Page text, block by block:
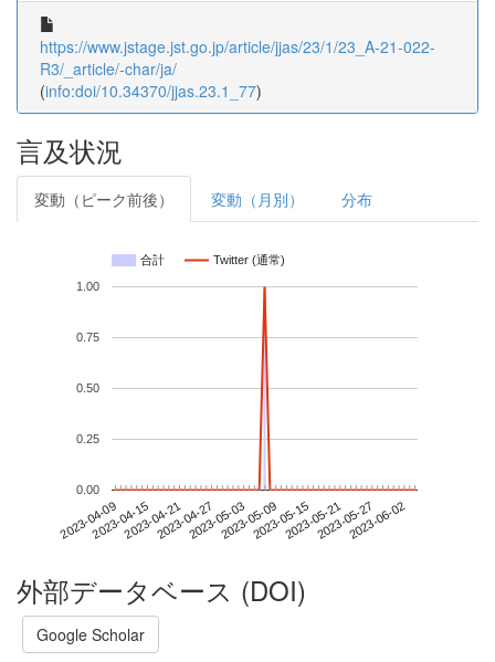
https://www.jstage.jst.go.jp/article/jjas/23/1/23_A-21-022-
R3/_article/-char/ja/
(info:doi/10.34370/jjas.23.1_77)
言及状況
変動（ピーク前後） 変動（月別） 分布
合計 Twitter (通常)
2023-04-092023-04-152023-04-212023-04-272023-05-032023-05-092023-05-152023-05-212023-05-272023-06-02
0.00
0.25
0.50
0.75
1.00
外部データベース (DOI)
Google Scholar